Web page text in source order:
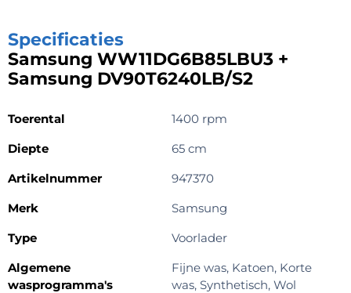
Specificaties
Samsung WW11DG6B85LBU3 +
Samsung DV90T6240LB/S2
Toerental
1400 rpm
Diepte
65 cm
Artikelnummer
947370
Merk
Samsung
Type
Voorlader
Algemene
wasprogramma's
Fijne was, Katoen, Korte
was, Synthetisch, Wol